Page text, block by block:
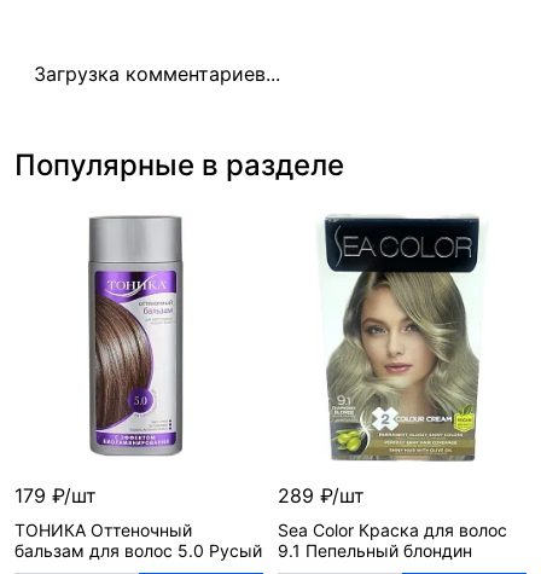
Загрузка комментариев...
Популярные в разделе
179 ₽/шт
ТОНИКА Оттеночный
бальзам для волос 5.0 Русый
289 ₽/шт
Sea Color Краска для волос
9.1 Пепельный блондин